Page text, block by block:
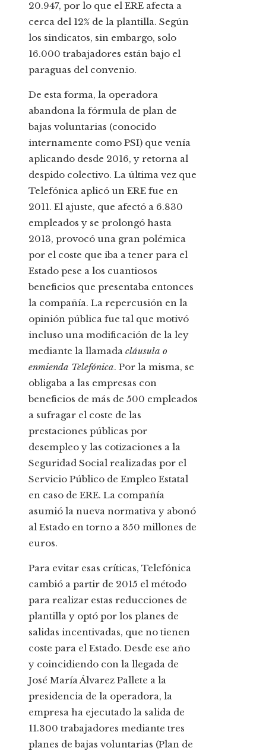
20.947, por lo que el ERE afecta a
cerca del 12% de la plantilla. Según
los sindicatos, sin embargo, solo
16.000 trabajadores están bajo el
paraguas del convenio.
De esta forma, la operadora
abandona la fórmula de plan de
bajas voluntarias (conocido
internamente como PSI) que venía
aplicando desde 2016, y retorna al
despido colectivo. La última vez que
Telefónica aplicó un ERE fue en
2011. El ajuste, que afectó a 6.830
empleados y se prolongó hasta
2013, provocó una gran polémica
por el coste que iba a tener para el
Estado pese a los cuantiosos
beneficios que presentaba entonces
la compañía. La repercusión en la
opinión pública fue tal que motivó
incluso una modificación de la ley
mediante la llamada cláusula o
enmienda Telefónica. Por la misma, se
obligaba a las empresas con
beneficios de más de 500 empleados
a sufragar el coste de las
prestaciones públicas por
desempleo y las cotizaciones a la
Seguridad Social realizadas por el
Servicio Público de Empleo Estatal
en caso de ERE. La compañía
asumió la nueva normativa y abonó
al Estado en torno a 350 millones de
euros.
Para evitar esas críticas, Telefónica
cambió a partir de 2015 el método
para realizar estas reducciones de
plantilla y optó por los planes de
salidas incentivadas, que no tienen
coste para el Estado. Desde ese año
y coincidiendo con la llegada de
José María Álvarez Pallete a la
presidencia de la operadora, la
empresa ha ejecutado la salida de
11.300 trabajadores mediante tres
planes de bajas voluntarias (Plan de